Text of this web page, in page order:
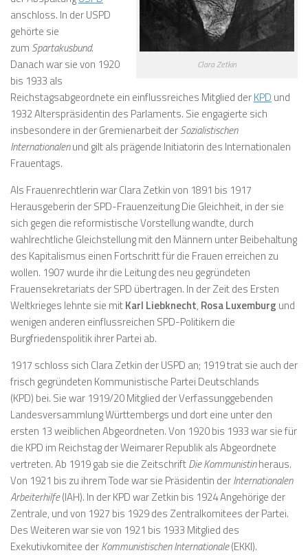
Clara Zetkin
anschloss. In der USPD
gehörte sie
zum Spartakusbund.
Danach war sie von 1920
bis 1933 als
Reichstagsabgeordnete ein einflussreiches Mitglied derKPD und
1932 Alterspräsidentin des Parlaments. Sie engagierte sich
insbesondere in der Gremienarbeit derSozialistischen
Internationalenund gilt als prägende Initiatorin des Internationalen
Frauentags.
Als Frauenrechtlerin war Clara Zetkin von 1891 bis 1917
Herausgeberin der SPD-FrauenzeitungDie Gleichheit, in der sie
sich gegen die reformistische Vorstellung wandte, durch
wahlrechtliche Gleichstellung mit den Männern unter Beibehaltung
des Kapitalismus einen Fortschritt für die Frauen erreichen zu
wollen. 1907 wurde ihr die Leitung des neu gegründeten
Frauensekretariats der SPD übertragen. In der Zeit des Ersten
Weltkrieges lehnte sie mitKarl Liebknecht, Rosa Luxemburg und
wenigen anderen einflussreichen SPD-Politikern die
Burgfriedenspolitik ihrer Partei ab.
1917 schloss sich Clara Zetkin der USPD an; 1919 trat sie auch der
frisch gegründeten Kommunistische Partei Deutschlands
(KPD) bei. Sie war 1919/20 Mitglied der Verfassunggebenden
Landesversammlung Württembergs und dort eine unter den
ersten 13 weiblichen Abgeordneten. Von 1920 bis 1933 war sie für
die KPD im Reichstag der Weimarer Republik als Abgeordnete
vertreten. Ab 1919 gab sie die ZeitschriftDie Kommunistinheraus.
Von 1921 bis zu ihrem Tode war sie Präsidentin derInternationalen
Arbeiterhilfe(IAH). In der KPD war Zetkin bis 1924 Angehörige der
Zentrale, und von 1927 bis 1929 des Zentralkomitees der Partei.
Des Weiteren war sie von 1921 bis 1933 Mitglied des
Exekutivkomitee derKommunistischen Internationale(EKKI).